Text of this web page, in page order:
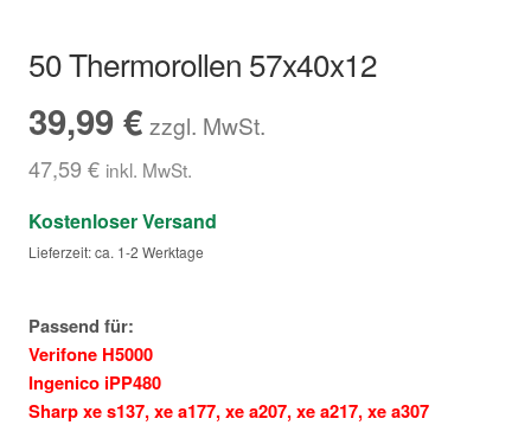
Öko Rollen
Rollen für Waagen
50 Thermorollen 57x40x12
39,99€ zzgl. MwSt.
47,59 € inkl. MwSt.
Kostenloser Versand
Lieferzeit: ca. 1-2 Werktage
Passend für:
Verifone H5000
Ingenico iPP480
Sharp xe s137,xe a177,xe a207,xe a217,xe a307